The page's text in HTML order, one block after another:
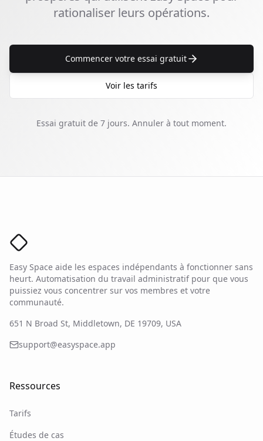
rationaliser leurs opérations.
Commencer votre essai gratuit
Voir les tarifs
Essai gratuit de 7 jours. Annuler à tout moment.
Logo Easy Space
Easy Space aide les espaces indépendants à fonctionner sans
heurt. Automatisation du travail administratif pour que vous
puissiez vous concentrer sur vos membres et votre
communauté.
651 N Broad St, Middletown, DE 19709, USA
support@easyspace.app
Ressources
Tarifs
Études de cas